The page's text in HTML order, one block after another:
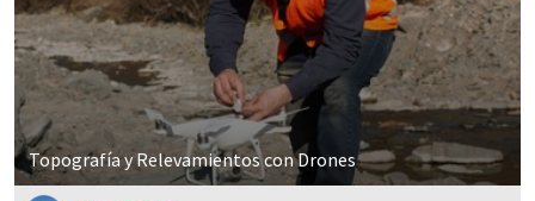
Topografía y Relevamientos con Drones